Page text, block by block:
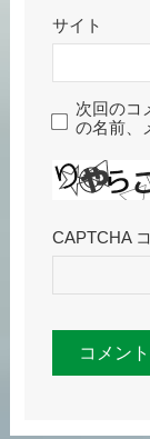
サイト
次回のコ
の名前、
CAPTCHA